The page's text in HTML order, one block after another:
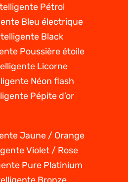
Pétrol
Bleu électrique
Black
Poussière étoile
Licorne
Néon flash
Pépite d’or
Jaune / Orange
Violet / Rose
Pure Platinium